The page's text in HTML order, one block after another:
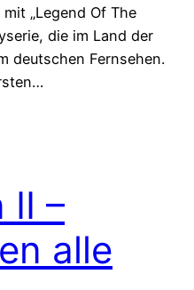
„Legend Of The
die im Land der
deutschen Fernsehen.
II –
alle